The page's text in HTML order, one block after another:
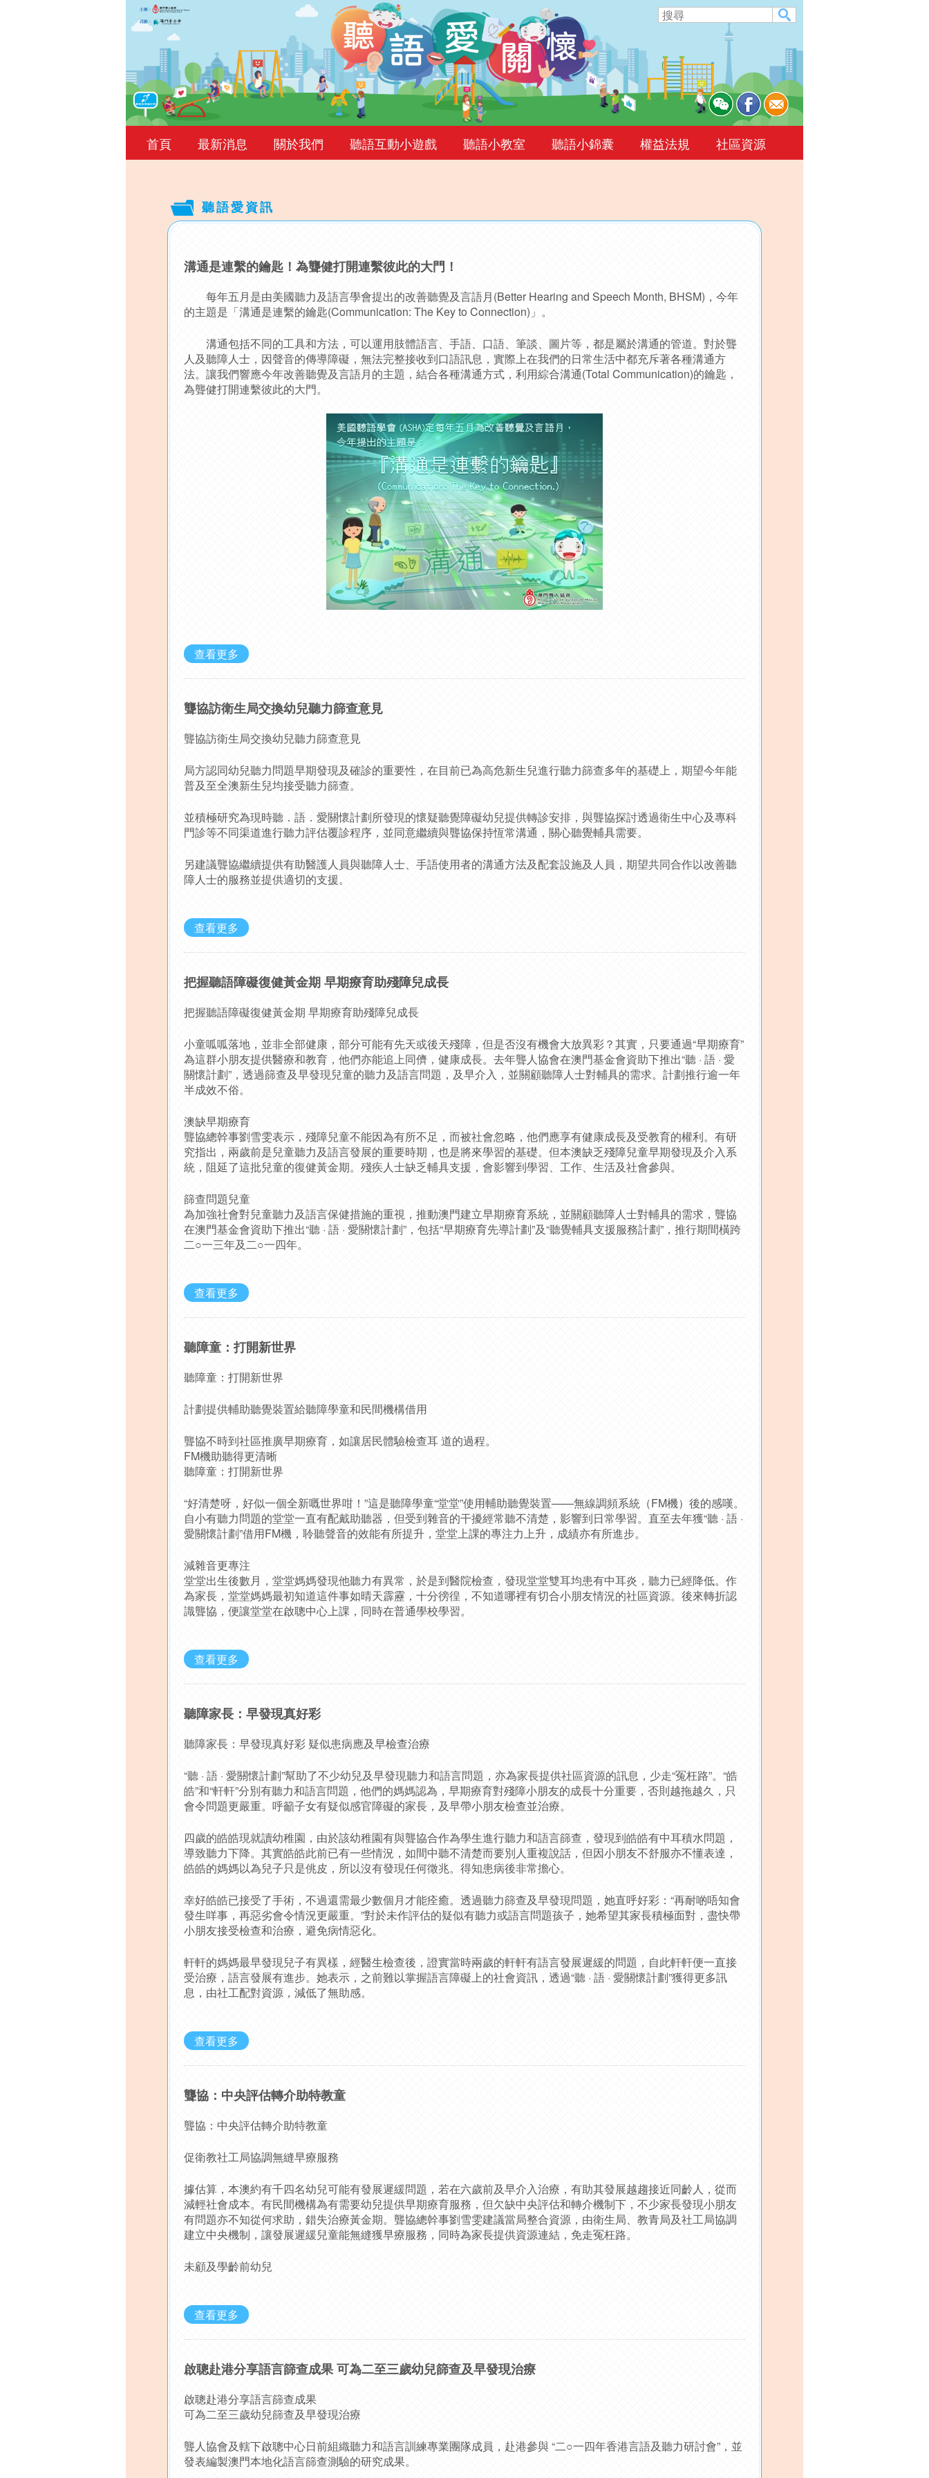
首頁 最新消息 關於我們 聽語互動小遊戲 聽語小教室 聽語小錦囊 權益法規 社區資源
聽語愛資訊
to
top
溝通是連繫的鑰匙！為聾健打開連繫彼此的大門！
每年五月是由美國聽力及語言學會提出的改善聽覺及言語月(Better Hearing and Speech Month, BHSM)，今年
的主題是「溝通是連繫的鑰匙(Communication: The Key to Connection)」。
溝通包括不同的工具和方法，可以運用肢體語言、手語、口語、筆談、圖片等，都是屬於溝通的管道。對於聾
人及聽障人士，因聲音的傳導障礙，無法完整接收到口語訊息，實際上在我們的日常生活中都充斥著各種溝通方
法。讓我們響應今年改善聽覺及言語月的主題，結合各種溝通方式，利用綜合溝通(Total Communication)的鑰匙，
為聾健打開連繫彼此的大門。
查看更多
聾協訪衛生局交換幼兒聽力篩查意見
聾協訪衛生局交換幼兒聽力篩查意見
局方認同幼兒聽力問題早期發現及確診的重要性，在目前已為高危新生兒進行聽力篩查多年的基礎上，期望今年能
普及至全澳新生兒均接受聽力篩查。
並積極研究為現時聽．語．愛關懷計劃所發現的懷疑聽覺障礙幼兒提供轉診安排，與聾協探討透過衛生中心及專科
門診等不同渠道進行聽力評估覆診程序，並同意繼續與聾協保持恆常溝通，關心聽覺輔具需要。
另建議聾協繼續提供有助醫護人員與聽障人士、手語使用者的溝通方法及配套設施及人員，期望共同合作以改善聽
障人士的服務並提供適切的支援。
查看更多
把握聽語障礙復健黃金期 早期療育助殘障兒成長
把握聽語障礙復健黃金期 早期療育助殘障兒成長
小童呱呱落地，並非全部健康，部分可能有先天或後天殘障，但是否沒有機會大放異彩？其實，只要通過“早期療育”
為這群小朋友提供醫療和教育，他們亦能追上同儕，健康成長。去年聾人協會在澳門基金會資助下推出“聽 · 語 · 愛
關懷計劃”，透過篩查及早發現兒童的聽力及語言問題，及早介入，並關顧聽障人士對輔具的需求。計劃推行逾一年
半成效不俗。
澳缺早期療育
聾協總幹事劉雪雯表示，殘障兒童不能因為有所不足，而被社會忽略，他們應享有健康成長及受教育的權利。有研
究指出，兩歲前是兒童聽力及語言發展的重要時期，也是將來學習的基礎。但本澳缺乏殘障兒童早期發現及介入系
統，阻延了這批兒童的復健黃金期。殘疾人士缺乏輔具支援，會影響到學習、工作、生活及社會參與。
篩查問題兒童
為加強社會對兒童聽力及語言保健措施的重視，推動澳門建立早期療育系統，並關顧聽障人士對輔具的需求，聾協
在澳門基金會資助下推出“聽 · 語 · 愛關懷計劃”，包括“早期療育先導計劃”及“聽覺輔具支援服務計劃”，推行期間橫跨
二○一三年及二○一四年。
查看更多
聽障童：打開新世界
聽障童：打開新世界
計劃提供輔助聽覺裝置給聽障學童和民間機構借用
聾協不時到社區推廣早期療育，如讓居民體驗檢查耳 道的過程。
FM機助聽得更清晰
聽障童：打開新世界
“好清楚呀，好似一個全新嘅世界咁！”這是聽障學童“堂堂”使用輔助聽覺裝置——無線調頻系統（FM機）後的感嘆。
自小有聽力問題的堂堂一直有配戴助聽器，但受到雜音的干擾經常聽不清楚，影響到日常學習。直至去年獲“聽 · 語 ·
愛關懷計劃”借用FM機，聆聽聲音的效能有所提升，堂堂上課的專注力上升，成績亦有所進步。
減雜音更專注
堂堂出生後數月，堂堂媽媽發現他聽力有異常，於是到醫院檢查，發現堂堂雙耳均患有中耳炎，聽力已經降低。作
為家長，堂堂媽媽最初知道這件事如晴天霹靂，十分徬徨，不知道哪裡有切合小朋友情況的社區資源。後來轉折認
識聾協，便讓堂堂在啟聰中心上課，同時在普通學校學習。
查看更多
聽障家長：早發現真好彩
聽障家長：早發現真好彩 疑似患病應及早檢查治療
“聽 · 語 · 愛關懷計劃”幫助了不少幼兒及早發現聽力和語言問題，亦為家長提供社區資源的訊息，少走“冤枉路”。“皓
皓”和“軒軒”分別有聽力和語言問題，他們的媽媽認為，早期療育對殘障小朋友的成長十分重要，否則越拖越久，只
會令問題更嚴重。呼籲子女有疑似感官障礙的家長，及早帶小朋友檢查並治療。
四歲的皓皓現就讀幼稚園，由於該幼稚園有與聾協合作為學生進行聽力和語言篩查，發現到皓皓有中耳積水問題，
導致聽力下降。其實皓皓此前已有一些情況，如間中聽不清楚而要別人重複說話，但因小朋友不舒服亦不懂表達，
皓皓的媽媽以為兒子只是佻皮，所以沒有發現任何徵兆。得知患病後非常擔心。
幸好皓皓已接受了手術，不過還需最少數個月才能痊癒。透過聽力篩查及早發現問題，她直呼好彩：“再耐啲唔知會
發生咩事，再惡劣會令情況更嚴重。”對於未作評估的疑似有聽力或語言問題孩子，她希望其家長積極面對，盡快帶
小朋友接受檢查和治療，避免病情惡化。
軒軒的媽媽最早發現兒子有異樣，經醫生檢查後，證實當時兩歲的軒軒有語言發展遲緩的問題，自此軒軒便一直接
受治療，語言發展有進步。她表示，之前難以掌握語言障礙上的社會資訊，透過“聽 · 語 · 愛關懷計劃”獲得更多訊
息，由社工配對資源，減低了無助感。
查看更多
聾協：中央評估轉介助特教童
聾協：中央評估轉介助特教童
促衛教社工局協調無縫早療服務
據估算，本澳約有千四名幼兒可能有發展遲緩問題，若在六歲前及早介入治療，有助其發展越趨接近同齡人，從而
減輕社會成本。有民間機構為有需要幼兒提供早期療育服務，但欠缺中央評估和轉介機制下，不少家長發現小朋友
有問題亦不知從何求助，錯失治療黃金期。聾協總幹事劉雪雯建議當局整合資源，由衛生局、教青局及社工局協調
建立中央機制，讓發展遲緩兒童能無縫獲早療服務，同時為家長提供資源連結，免走冤枉路。
未顧及學齡前幼兒
查看更多
啟聰赴港分享語言篩查成果 可為二至三歲幼兒篩查及早發現治療
啟聰赴港分享語言篩查成果
可為二至三歲幼兒篩查及早發現治療
聾人協會及轄下啟聰中心日前組織聽力和語言訓練專業團隊成員，赴港參與 “二○一四年香港言語及聽力研討會”，並
發表編製澳門本地化語言篩查測驗的研究成果。